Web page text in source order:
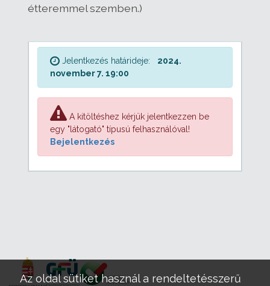
étteremmel szemben.)
Jelentkezés határideje:
2024.
november 7. 19:00
A kitöltéshez kérjük jelentkezzen be
egy "látogató" típusú felhasználóval!
Bejelentkezés
Az oldal sütiket használ a rendeltetésszerű